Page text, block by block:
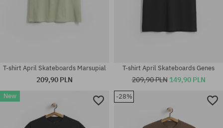
Dostępne rozmiary:
M; L; XL
Dostępne rozmiary:
T-shirt April Skateboards Marsupial
209,90 PLN
T-shirt April Skateboards Genes
209,90 PLN 149,90 PLN
New -28%